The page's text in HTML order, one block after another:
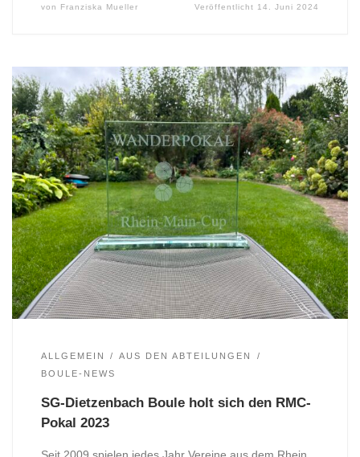
von Franziska Mueller Veröffentlicht 14. Juni 2024
ALLGEMEIN
AUS DEN ABTEILUNGEN
BOULE-NEWS
SG-Dietzenbach Boule holt sich den RMC-
Pokal 2023